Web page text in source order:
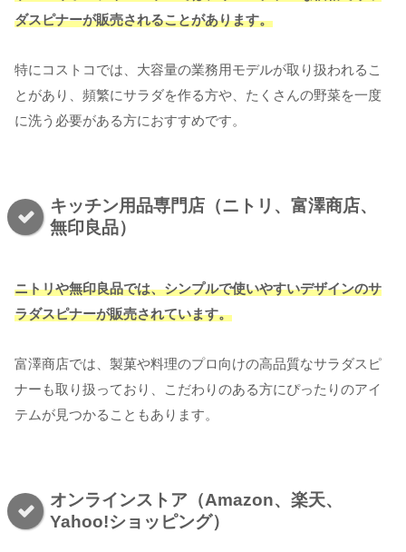
ダスピナーが販売されることがあります。
特にコストコでは、大容量の業務用モデルが取り扱われるこ
とがあり、頻繁にサラダを作る方や、たくさんの野菜を一度
に洗う必要がある方におすすめです。
キッチン用品専門店（ニトリ、富澤商店、
無印良品）
ニトリや無印良品では、シンプルで使いやすいデザインのサ
ラダスピナーが販売されています。
富澤商店では、製菓や料理のプロ向けの高品質なサラダスピ
ナーも取り扱っており、こだわりのある方にぴったりのアイ
テムが見つかることもあります。
オンラインストア（Amazon、楽天、
Yahoo!ショッピング）